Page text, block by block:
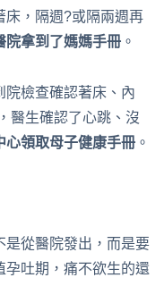
床，隔週?或隔兩週再
院拿到了媽媽手冊 。
檢查確認著床、內
醫生確認了心跳、沒
心領取母子健康手冊 。
是從醫院發出，而是要
孕吐期，痛不欲生的還